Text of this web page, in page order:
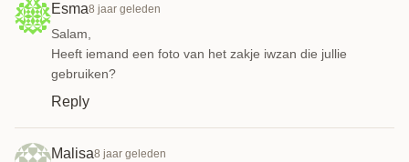
Esma8 jaar geleden
Salam,
Heeft iemand een foto van het zakje iwzan die jullie
gebruiken?
Reply
Malisa8 jaar geleden